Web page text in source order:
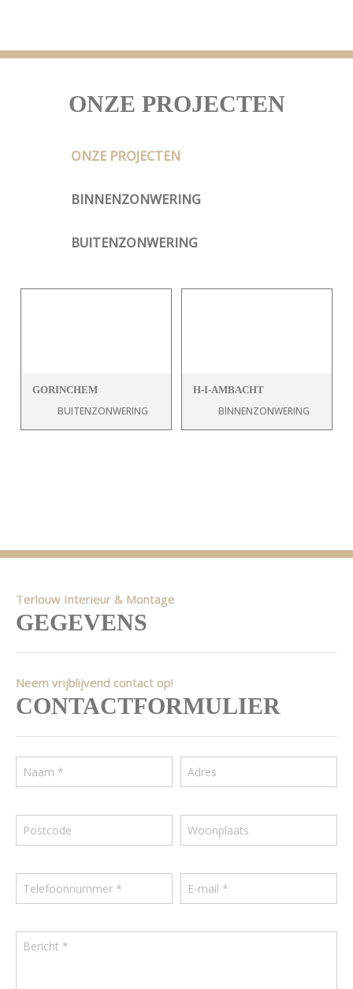
ONZE PROJECTEN
ONZE PROJECTEN
BINNENZONWERING
BUITENZONWERING
GORINCHEM
BUITENZONWERING
H-I-AMBACHT
BINNENZONWERING
Terlouw Interieur & Montage
GEGEVENS
Neem vrijblijvend contact op!
CONTACTFORMULIER